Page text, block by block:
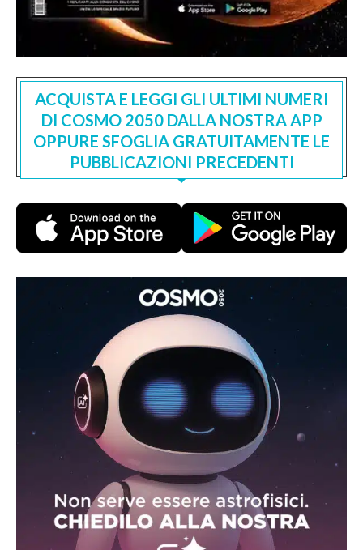
ACQUISTA E LEGGI GLI ULTIMI NUMERI
DI COSMO 2050 DALLA NOSTRA APP
OPPURE SFOGLIA GRATUITAMENTE LE
PUBBLICAZIONI PRECEDENTI